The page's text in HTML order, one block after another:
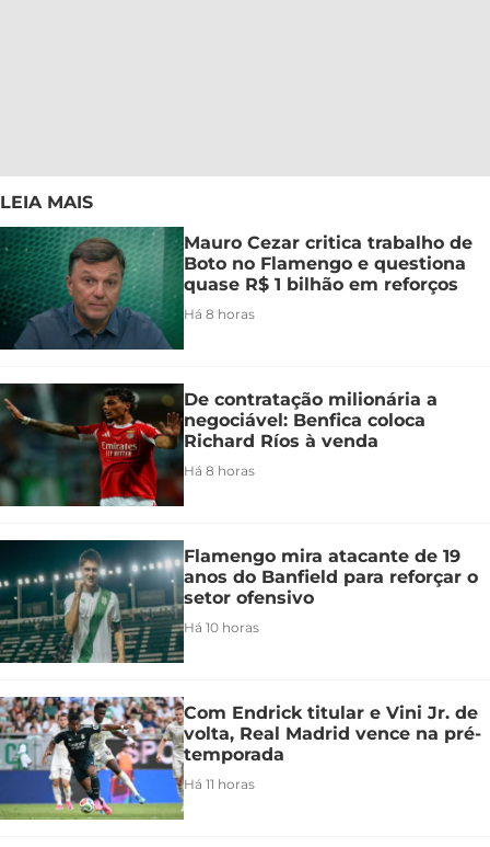
LEIA MAIS
Mauro Cezar critica trabalho de
Boto no Flamengo e questiona
quase R$ 1 bilhão em reforços
Há 8 horas
De contratação milionária a
negociável: Benfica coloca
Richard Ríos à venda
Há 8 horas
Flamengo mira atacante de 19
anos do Banfield para reforçar o
setor ofensivo
Há 10 horas
Com Endrick titular e Vini Jr. de
volta, Real Madrid vence na pré-
temporada
Há 11 horas